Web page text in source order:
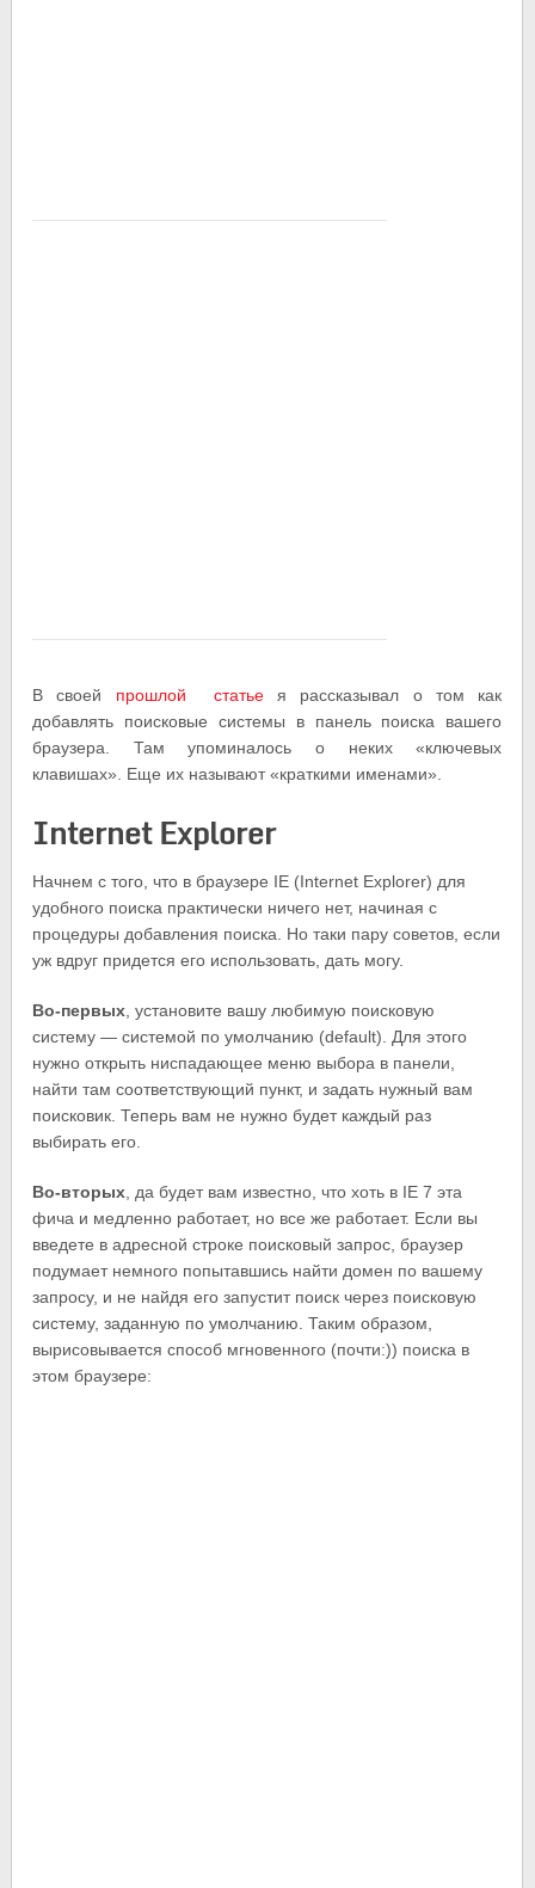
В своей прошлой статьея рассказывал о том как
добавлять поисковые системы в панель поиска вашего
браузера. Там упоминалось о неких «ключевых
клавишах». Еще их называют «краткими именами».
Internet Explorer
Начнем с того, что в браузере IE (Internet Explorer) для
удобного поиска практически ничего нет, начиная с
процедуры добавления поиска. Но таки пару советов, если
уж вдруг придется его использовать, дать могу.
Во-первых, установите вашу любимую поисковую
систему — системой по умолчанию (default). Для этого
нужно открыть ниспадающее меню выбора в панели,
найти там соответствующий пункт, и задать нужный вам
поисковик. Теперь вам не нужно будет каждый раз
выбирать его.
Во-вторых, да будет вам известно, что хоть в IE 7 эта
фича и медленно работает, но все же работает. Если вы
введете в адресной строке поисковый запрос, браузер
подумает немного попытавшись найти домен по вашему
запросу, и не найдя его запустит поиск через поисковую
систему, заданную по умолчанию. Таким образом,
вырисовывается способ мгновенного (почти:)) поиска в
этом браузере: